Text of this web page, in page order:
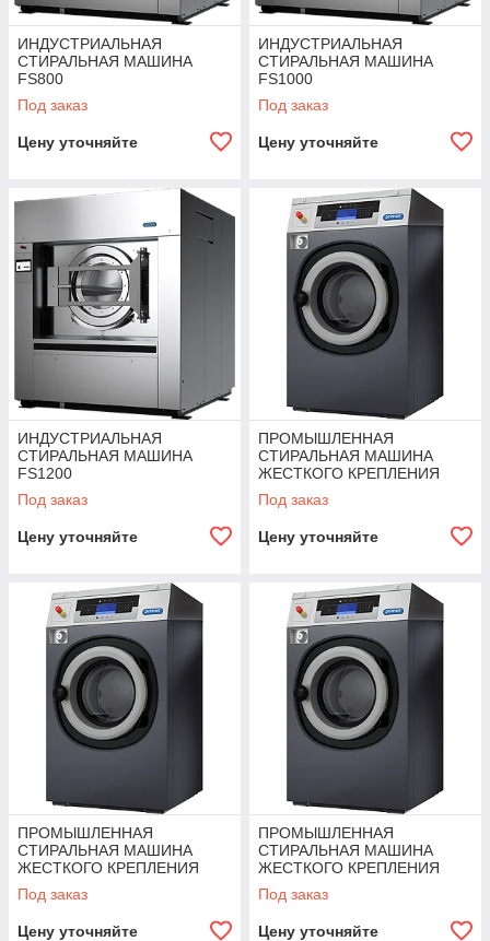
ИНДУСТРИАЛЬНАЯ
СТИРАЛЬНАЯ МАШИНА
FS800
Под заказ
Цену уточняйте
ИНДУСТРИАЛЬНАЯ
СТИРАЛЬНАЯ МАШИНА
FS1000
Под заказ
Цену уточняйте
ИНДУСТРИАЛЬНАЯ
СТИРАЛЬНАЯ МАШИНА
FS1200
Под заказ
Цену уточняйте
ПРОМЫШЛЕННАЯ
СТИРАЛЬНАЯ МАШИНА
ЖЕСТКОГО КРЕПЛЕНИЯ
RX135
Под заказ
Цену уточняйте
ПРОМЫШЛЕННАЯ
СТИРАЛЬНАЯ МАШИНА
ЖЕСТКОГО КРЕПЛЕНИЯ
RX105
Под заказ
Цену уточняйте
ПРОМЫШЛЕННАЯ
СТИРАЛЬНАЯ МАШИНА
ЖЕСТКОГО КРЕПЛЕНИЯ
RX80
Под заказ
Цену уточняйте